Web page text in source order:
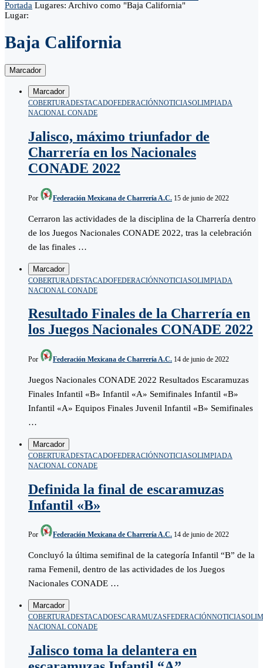
Portada Lugares: Archivo como "Baja California"
Lugar:
Baja California
Marcador
Marcador
COBERTURADESTACADOFEDERACIÓNNOTICIASOLIMPIADA
NACIONAL CONADE
Jalisco, máximo triunfador de
Charrería en los Nacionales
CONADE 2022
Por Federación Mexicana de Charrería A.C. 15 de junio de 2022
Cerraron las actividades de la disciplina de la Charrería dentro
de los Juegos Nacionales CONADE 2022, tras la celebración
de las finales …
Marcador
COBERTURADESTACADOFEDERACIÓNNOTICIASOLIMPIADA
NACIONAL CONADE
Resultado Finales de la Charrería en
los Juegos Nacionales CONADE 2022
Por Federación Mexicana de Charrería A.C. 14 de junio de 2022
Juegos Nacionales CONADE 2022 Resultados Escaramuzas
Finales Infantil «B» Infantil «A» Semifinales Infantil «B»
Infantil «A» Equipos Finales Juvenil Infantil «B» Semifinales
…
Marcador
COBERTURADESTACADOFEDERACIÓNNOTICIASOLIMPIADA
NACIONAL CONADE
Definida la final de escaramuzas
Infantil «B»
Por Federación Mexicana de Charrería A.C. 14 de junio de 2022
Concluyó la última semifinal de la categoría Infantil “B” de la
rama Femenil, dentro de las actividades de los Juegos
Nacionales CONADE …
Marcador
COBERTURADESTACADOESCARAMUZASFEDERACIÓNNOTICIAS
NACIONAL CONADE
Jalisco toma la delantera en